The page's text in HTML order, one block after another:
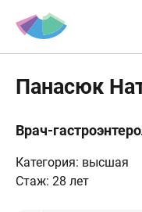
Панасюк
Врач-
Категория: высшая
Стаж: 28 лет